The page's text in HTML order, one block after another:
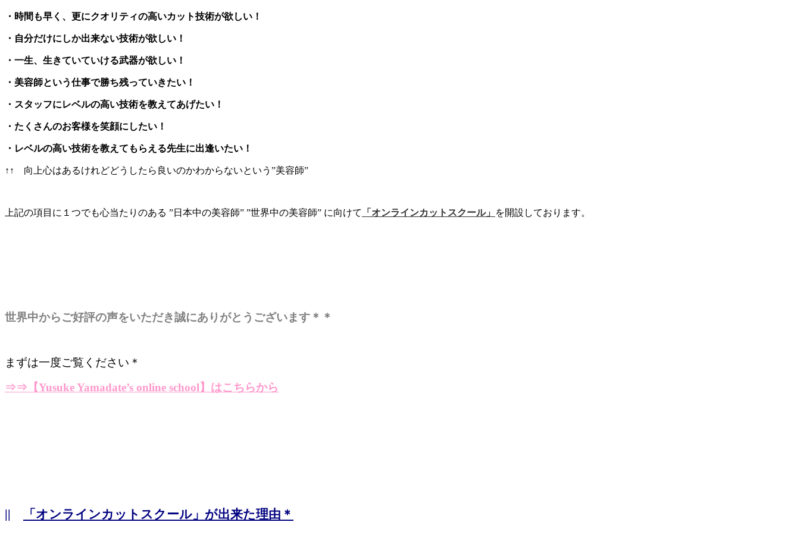
・時間も早く、更にクオリティの高いカット技術が欲しい！
・自分だけにしか出来ない技術が欲しい！
・一生、生きていていける武器が欲しい！
・美容師という仕事で勝ち残っていきたい！
・スタッフにレベルの高い技術を教えてあげたい！
・たくさんのお客様を笑顔にしたい！
・レベルの高い技術を教えてもらえる先生に出逢いたい！
↑↑ 向上心はあるけれどどうしたら良いのかわからないという”美容師”
上記の項目に１つでも心当たりのある ”日本中の美容師” ”世界中の美容師” に向けて 「オンラインカットスクール」 を開設しております。
世界中からご好評の声をいただき誠にありがとうございます＊＊
まずは一度ご覧ください＊
⇒⇒ 【Yusuke Yamadate’s online school】はこちらから
|| 「オンラインカットスクール」が出来た理由＊